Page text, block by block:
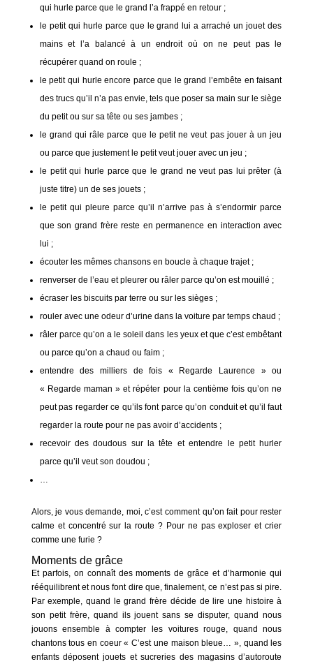
qui hurle parce que le grand l’a frappé en retour ;
le petit qui hurle parce que le grand lui a arraché un jouet des
mains et l’a balancé à un endroit où on ne peut pas le
récupérer quand on roule ;
le petit qui hurle encore parce que le grand l’embête en faisant
des trucs qu’il n’a pas envie, tels que poser sa main sur le siège
du petit ou sur sa tête ou ses jambes ;
le grand qui râle parce que le petit ne veut pas jouer à un jeu
ou parce que justement le petit veut jouer avec un jeu ;
le petit qui hurle parce que le grand ne veut pas lui prêter (à
juste titre) un de ses jouets ;
le petit qui pleure parce qu’il n’arrive pas à s’endormir parce
que son grand frère reste en permanence en interaction avec
lui ;
écouter les mêmes chansons en boucle à chaque trajet ;
renverser de l’eau et pleurer ou râler parce qu’on est mouillé ;
écraser les biscuits par terre ou sur les sièges ;
rouler avec une odeur d’urine dans la voiture par temps chaud ;
râler parce qu’on a le soleil dans les yeux et que c’est embêtant
ou parce qu’on a chaud ou faim ;
entendre des milliers de fois « Regarde Laurence » ou
« Regarde maman » et répéter pour la centième fois qu’on ne
peut pas regarder ce qu’ils font parce qu’on conduit et qu’il faut
regarder la route pour ne pas avoir d’accidents ;
recevoir des doudous sur la tête et entendre le petit hurler
parce qu’il veut son doudou ;
Alors, je vous demande, moi, c’est comment qu’on fait pour rester
calme et concentré sur la route ? Pour ne pas exploser et crier
comme une furie ?
Moments de grâce
Et parfois, on connaît des moments de grâce et d’harmonie qui
rééquilibrent et nous font dire que, finalement, ce n’est pas si pire.
Par exemple, quand le grand frère décide de lire une histoire à
son petit frère, quand ils jouent sans se disputer, quand nous
jouons ensemble à compter les voitures rouge, quand nous
chantons tous en coeur « C’est une maison bleue… », quand les
enfants déposent jouets et sucreries des magasins d’autoroute